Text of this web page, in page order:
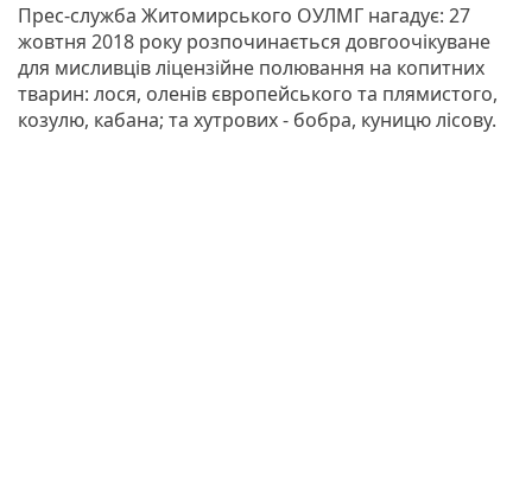
Прес-служба Житомирського ОУЛМГ нагадує: 27
жовтня 2018 року розпочинається довгоочікуване
для мисливців ліцензійне полювання на копитних
тварин: лося, оленів європейського та плямистого,
козулю, кабана; та хутрових - бобра, куницю лісову.